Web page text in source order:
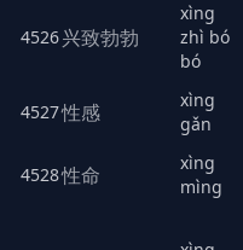
4526兴致勃勃
xìng
zhì bó
bó
4527性感
xìng
gǎn
4528性命
xìng
mìng